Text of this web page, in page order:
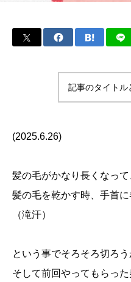
記事のタイトル
(2025.6.26)
髪の毛がかなり長くなって
髪の毛を乾かす時、手首
（滝汗）
という事でそろそろ切ろ
そして前回やってもらった